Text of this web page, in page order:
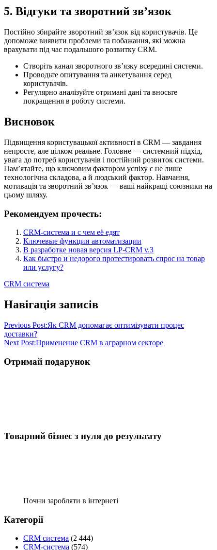
5. Відгуки та зворотний зв’язок
Постійно збирайте зворотний зв’язок від користувачів. Це
допоможе виявити проблеми та побажання, які можна
врахувати під час подальшого розвитку CRM.
Створіть канал зворотного зв’язку всередині системи.
Проводьте опитування та анкетування серед
користувачів.
Регулярно аналізуйте отримані дані та вносьте
покращення в роботу системи.
Висновок
Підвищення користувацької активності в CRM — завдання
непросте, але цілком реальне. Головне — системний підхід,
увага до потреб користувачів і постійний розвиток системи.
Пам’ятайте, що ключовим фактором успіху є не лише
технологічна складова, а й людський фактор. Навчання,
мотивація та зворотний зв’язок — ваші найкращі союзники на
цьому шляху.
Рекомендуем прочесть:
CRM-система и с чем её едят
Ключевые функции автоматизации
В разработке новая версия LP-CRM v.3
Как быстро и недорого протестировать спрос на товар
или услугу?
CRM система
Навігація записів
Previous Post:Як CRM допомагає оптимізувати процес
доставки?
Next Post:Применение CRM в аграрном секторе
Отримай подарунок
Товарний бізнес з нуля до результату
Почни заробляти в інтернеті
Категорії
CRM система (2 444)
CRM-система (574)